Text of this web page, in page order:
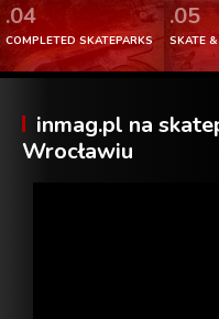
.04
COMPLETED SKATEPARKS
.05
SKATE
inmag.pl na
Wrocławiu